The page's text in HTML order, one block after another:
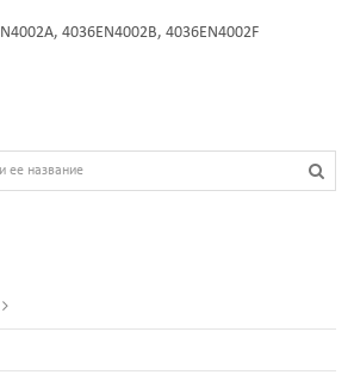
4036EN4002B, 4036EN4002F